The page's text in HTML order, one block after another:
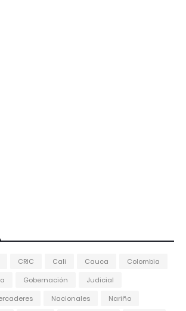
CRIC Cali Cauca
Colombia
Gobernación
Judicial
Nacionales Nariño